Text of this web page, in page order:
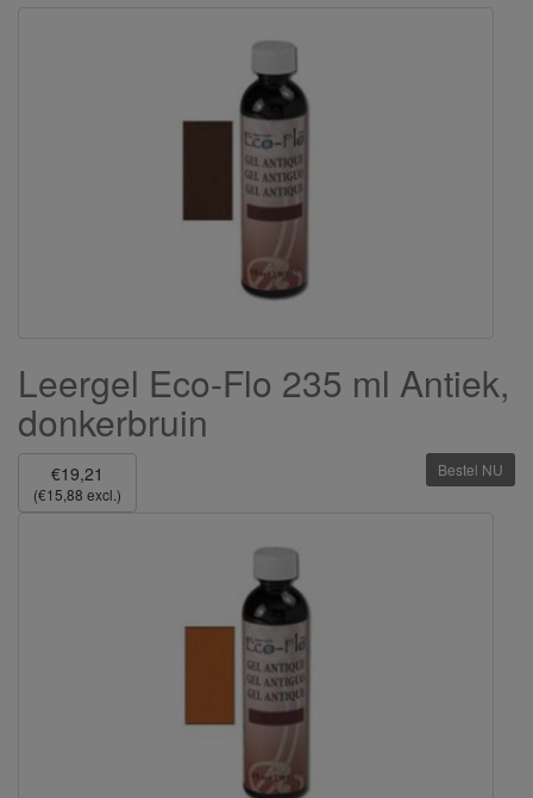
Leergel Eco-Flo 235 ml Antiek,
donkerbruin
€19,21
(€15,88 excl.)
Bestel NU